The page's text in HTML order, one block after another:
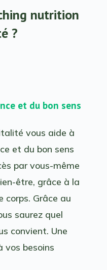
nutrition
?
et du bon sens
vous aide à
et du bon sens
par vous-même
être, grâce à la
corps. Grâce au
saurez quel
convient. Une
besoins